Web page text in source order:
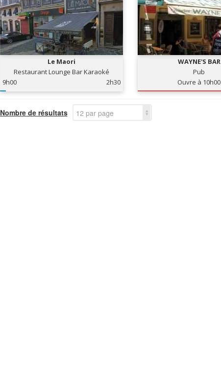
Le Maori
Restaurant Lounge Bar Karaoké
9h00
2h30
WAYNE'S BAR
Pub
Ouvre à 10h00
Nombre de résultats 12 par page